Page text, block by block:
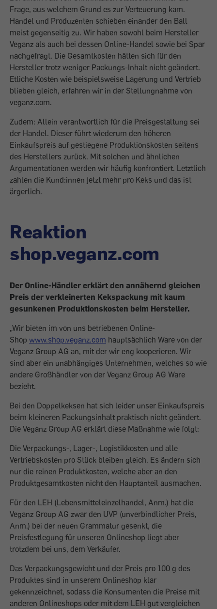
Frage, aus welchem Grund es zur Verteuerung kam.
Handel und Produzenten schieben einander den Ball
meist gegenseitig zu. Wir haben sowohl beim Hersteller
Veganz als auch bei dessen Online-Handel sowie bei Spar
nachgefragt. Die Gesamtkosten hätten sich für den
Hersteller trotz weniger Packungs-Inhalt nicht geändert.
Etliche Kosten wie beispielsweise Lagerung und Vertrieb
blieben gleich, erfahren wir in der Stellungnahme von
veganz.com.
Zudem: Allein verantwortlich für die Preisgestaltung sei
der Handel. Dieser führt wiederum den höheren
Einkaufspreis auf gestiegene Produktionskosten seitens
des Herstellers zurück. Mit solchen und ähnlichen
Argumentationen werden wir häufig konfrontiert. Letztlich
zahlen die Kund:innen jetzt mehr pro Keks und das ist
ärgerlich.
Reaktion
shop.veganz.com
Der Online-Händler erklärt den annähernd gleichen
Preis der verkleinerten Kekspackung mit kaum
gesunkenen Produktionskosten beim Hersteller.
„Wir bieten im von uns betriebenen Online-
Shop www.shop.veganz.com hauptsächlich Ware von der
Veganz Group AG an, mit der wir eng kooperieren. Wir
sind aber ein unabhängiges Unternehmen, welches so wie
andere Großhändler von der Veganz Group AG Ware
bezieht.
Bei den Doppelkeksen hat sich leider unser Einkaufspreis
beim kleineren Packungsinhalt praktisch nicht geändert.
Die Veganz Group AG erklärt diese Maßnahme wie folgt:
Die Verpackungs-, Lager-, Logistikkosten und alle
Vertriebskosten pro Stück bleiben gleich. Es ändern sich
nur die reinen Produktkosten, welche aber an den
Produktgesamtkosten nicht den Hauptanteil ausmachen.
Für den LEH (Lebensmitteleinzelhandel, Anm.) hat die
Veganz Group AG zwar den UVP (unverbindlicher Preis,
Anm.) bei der neuen Grammatur gesenkt, die
Preisfestlegung für unseren Onlineshop liegt aber
trotzdem bei uns, dem Verkäufer.
Das Verpackungsgewicht und der Preis pro 100 g des
Produktes sind in unserem Onlineshop klar
gekennzeichnet, sodass die Konsumenten die Preise mit
anderen Onlineshops oder mit dem LEH gut vergleichen